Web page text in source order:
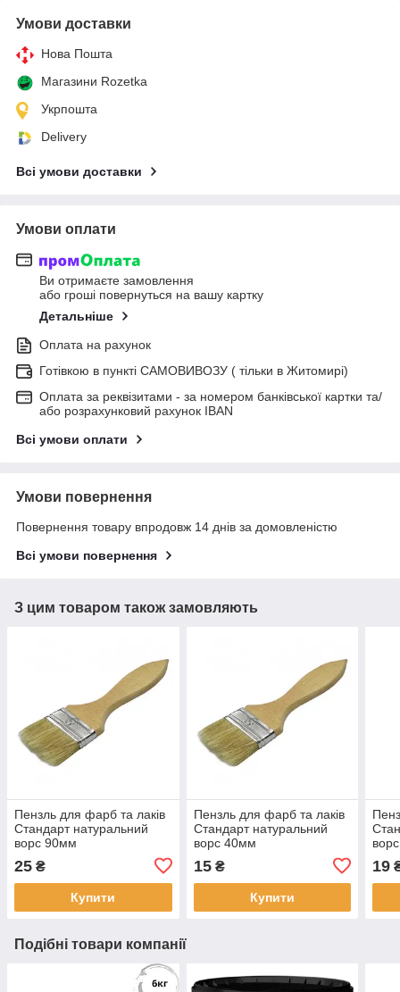
Умови доставки
Нова Пошта
Магазини Rozetka
Укрпошта
Delivery
Всі умови доставки
Умови оплати
Ви отримаєте замовлення
або гроші повернуться на вашу картку
Детальніше
Оплата на рахунок
Готівкою в пункті САМОВИВОЗУ ( тільки в Житомирі)
Оплата за реквізитами - за номером банківської картки та/
або розрахунковий рахунок IBAN
Всі умови оплати
Умови повернення
Повернення товару впродовж 14 днів за домовленістю
Всі умови повернення
З цим товаром також замовляють
Пензль для фарб та лаків
Стандарт натуральний
ворс 90мм
25 ₴
Купити
Пензль для фарб та лаків
Стандарт натуральний
ворс 40мм
15₴
Купити
19
Подібні товари компанії